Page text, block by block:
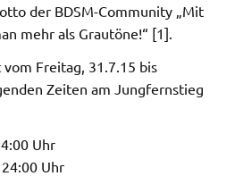
der BDSM-Community „Mit
mehr als Grautöne!“ [1].
Freitag, 31.7.15 bis
Zeiten am Jungfernstieg
Uhr
Uhr